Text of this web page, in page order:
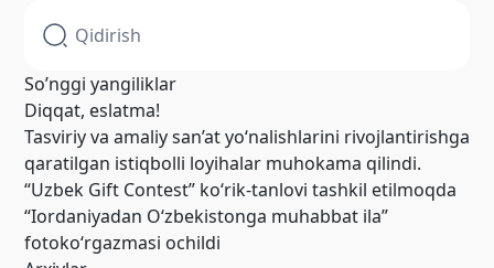
So’nggi yangiliklar
Diqqat, eslatma!
Tasviriy va amaliy san’at yo‘nalishlarini rivojlantirishga
qaratilgan istiqbolli loyihalar muhokama qilindi.
“Uzbek Gift Contest” ko‘rik-tanlovi tashkil etilmoqda
“Iordaniyadan O‘zbekistonga muhabbat ila”
fotoko‘rgazmasi ochildi